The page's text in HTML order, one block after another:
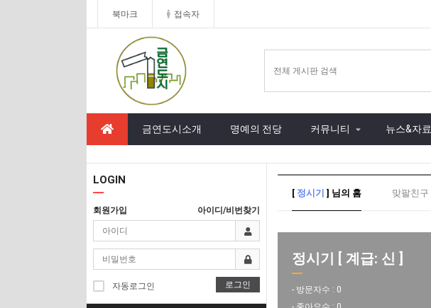
북마크 접속자
금연도시소개 명예의 전당 커뮤니티 뉴스&자료
LOGIN
회원가입 아이디/비번찾기
자동로그인 로그인
[ 정시기 ] 님의 홈 맞팔친구
정시기 [ 계급: 신 ]
- 방문자수 : 0